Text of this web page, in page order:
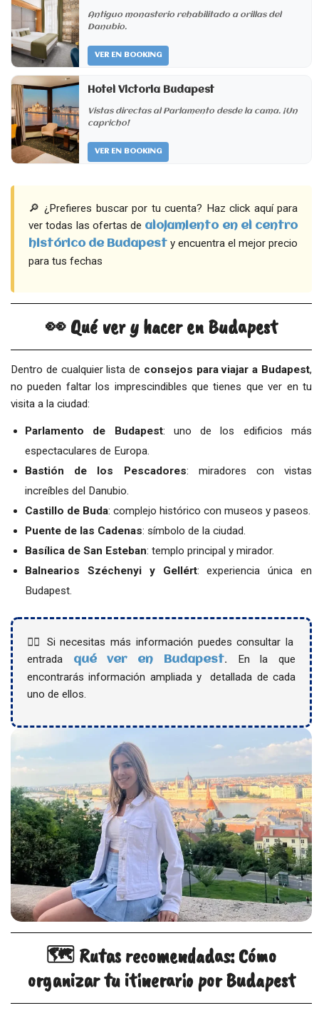
Antiguo monasterio rehabilitado a orillas del
Danubio.
VER EN BOOKING
Hotel Victoria Budapest
Vistas directas al Parlamento desde la cama. ¡Un
capricho!
VER EN BOOKING
🔎 ¿Prefieres buscar por tu cuenta? Haz click aquí para
ver todas las ofertas de alojamiento en el centro
histórico de Budapest y encuentra el mejor precio
para tus fechas
👀 Qué ver y hacer en Budapest
Dentro de cualquier lista de consejos para viajar a Budapest,
no pueden faltar los imprescindibles que tienes que ver en tu
visita a la ciudad:
Parlamento de Budapest: uno de los edificios más
espectaculares de Europa.
Bastión de los Pescadores: miradores con vistas
increíbles del Danubio.
Castillo de Buda: complejo histórico con museos y paseos.
Puente de las Cadenas: símbolo de la ciudad.
Basílica de San Esteban: templo principal y mirador.
Balnearios Széchenyi y Gellért: experiencia única en
Budapest.
👉🏻 Si necesitas más información puedes consultar la
entrada
qué ver en Budapest. En la que
encontrarás información ampliada y detallada de cada
uno de ellos.
🗺️ Rutas recomendadas: Cómo
organizar tu itinerario por Budapest